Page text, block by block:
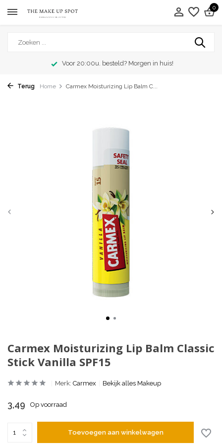
0
Voor 20:00u. besteld? Morgen in huis!
Terug Home Carmex Moisturizing Lip Balm C...
Carmex Moisturizing Lip Balm Classic
Stick Vanilla SPF15
Merk: Carmex Bekijk alles Makeup
3,49 Op voorraad
Toevoegen aan winkelwagen